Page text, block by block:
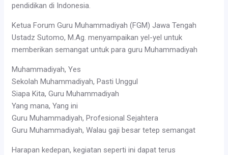
pendidikan di Indonesia.
Ketua Forum Guru Muhammadiyah (FGM) Jawa Tengah
Ustadz Sutomo, M.Ag. menyampaikan yel-yel untuk
memberikan semangat untuk para guru Muhammadiyah
Muhammadiyah, Yes
Sekolah Muhammadiyah, Pasti Unggul
Siapa Kita, Guru Muhammadiyah
Yang mana, Yang ini
Guru Muhammadiyah, Profesional Sejahtera
Guru Muhammadiyah, Walau gaji besar tetep semangat
Harapan kedepan, kegiatan seperti ini dapat terus